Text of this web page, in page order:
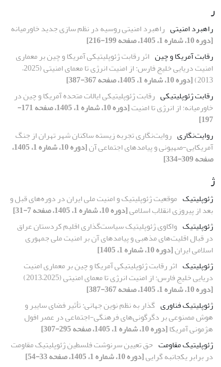
ر
راهبرد امنیتی راهبرد امنیتی روسیه در نظم سازی جدید خاورمیانه
[دوره 10، شماره 1، 1405، صفحه 199-216]
رقابت آمریکا و چین اثر رقابت ژئوپلیتیکی آمریکا و چین بر معماری
امنیت دریایی خلیج فارس: از امنیت انرژی تا معمای امنیتی (2025–
2013) [دوره 10، شماره 1، 1405، صفحه 367-387]
رقابت ژئوپلیتیکی رقابت ژئوپلیتیکی ایالات متحده آمریکا و چین در
خاورمیانه: از انرژی تا امنیت
[دوره 10، شماره 1، 1405، صفحه 171-
197]
روایت‌نگاری روایت‌نگاری تجربه زیسته ساکنان شهر تهران از جنگ
آمریکایی-صهیونی و پیامدهای اجتماعی آن
[دوره 10، شماره 1، 1405،
صفحه 309-334]
ژ
ژئوپلیتیک موقعیت ژئوپلیتیک و امنیت ملی ایران در دوره‌های قبل و
بعد از پیروزی انقلاب اسلامی[دوره 10، شماره 1، 1405، صفحه 7-31]
ژئوپلیتیک واکاوی ژئوپلیتیک سیاست‌گذاری اقلیم کردستان عراق
در قبال اقلیت‌های مذهبی و پیامدهای آن بر امنیت ملی جمهوری
اسلامی ایران[دوره 10، شماره 1، 1405]
ژئوپلیتیک اثر رقابت ژئوپلیتیکی آمریکا و چین بر معماری امنیت
دریایی خلیج فارس: از امنیت انرژی تا معمای امنیتی (2025–2013)
[دوره 10، شماره 1، 1405، صفحه 367-387]
ژئوپلیتیک فناوری گذار به نظم نوین جهانی: تأثیر فضای سایبر و
هوش مصنوعی بر دگرگونی‌های فرهنگی-اجتماعی در عصر افول
هژمونی آمریکا[دوره 10، شماره 1، 1405، صفحه 295-307]
ژئوپلیتیک مقاومت حق تعیین سرنوشت فلسطین ژئوپلیتیک مقاومت
در برابر یکجانبه گرایی[دوره 10، شماره 1، 1405، صفحه 33-54]